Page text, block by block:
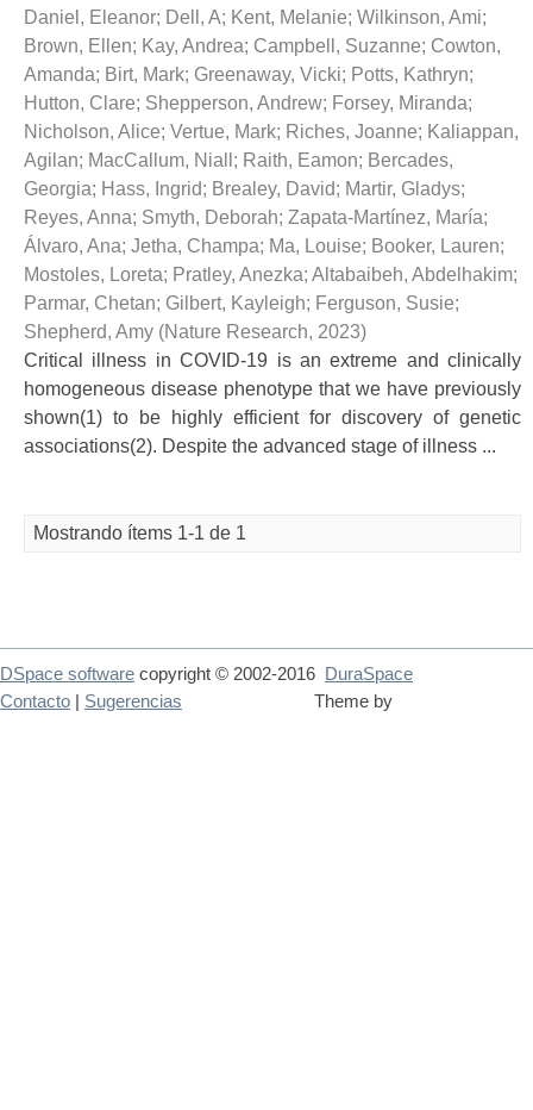
Daniel, Eleanor; Dell, A; Kent, Melanie; Wilkinson, Ami;
Brown, Ellen; Kay, Andrea; Campbell, Suzanne; Cowton,
Amanda; Birt, Mark; Greenaway, Vicki; Potts, Kathryn;
Hutton, Clare; Shepperson, Andrew; Forsey, Miranda;
Nicholson, Alice; Vertue, Mark; Riches, Joanne; Kaliappan,
Agilan; MacCallum, Niall ; Raith, Eamon; Bercades,
Georgia; Hass, Ingrid; Brealey, David; Martir, Gladys;
Reyes, Anna; Smyth, Deborah; Zapata-Martínez, María;
Álvaro, Ana; Jetha, Champa; Ma, Louise; Booker, Lauren;
Mostoles, Loreta; Pratley, Anezka; Altabaibeh, Abdelhakim;
Parmar, Chetan; Gilbert, Kayleigh; Ferguson, Susie;
Shepherd, Amy (Nature Research, 2023)
Critical illness in COVID-19 is an extreme and clinically
homogeneous disease phenotype that we have previously
shown(1) to be highly efficient for discovery of genetic
associations(2). Despite the advanced stage of illness ...
Mostrando ítems 1-1 de 1
DSpace software copyright © 2002-2016
DuraSpace
Theme by
Contacto Sugerencias